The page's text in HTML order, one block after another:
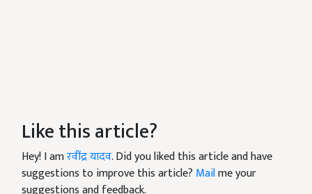
Like this article?
Hey! I amरवींद्र यादव. Did you liked this article and have
suggestions to improve this article? Mailme your